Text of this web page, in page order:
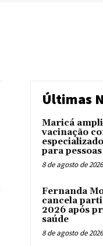
Últimas
Maricá
vacinação
para
8 de agosto de 2026
Fernanda
cancela
2026 após
saúde
8 de agosto de 2026